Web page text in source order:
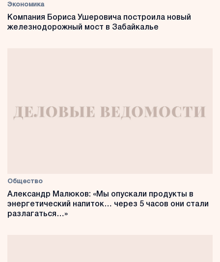
Экономика
Компания Бориса Ушеровича построила новый
железнодорожный мост в Забайкалье
Общество
Александр Малюков: «Мы опускали продукты в
энергетический напиток… через 5 часов они стали
разлагаться…»